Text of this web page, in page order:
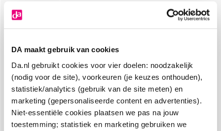
DA maakt gebruik van cookies
Da.nl gebruikt cookies voor vier doelen: noodzakelijk
(nodig voor de site), voorkeuren (je keuzes onthouden),
statistiek/analytics (gebruik van de site meten) en
marketing (gepersonaliseerde content en advertenties).
Niet-essentiële cookies plaatsen we pas na jouw
toestemming; statistiek en marketing gebruiken we
8.6 uit4.106 reviews
Over DA
Klantenservice
Assortiment